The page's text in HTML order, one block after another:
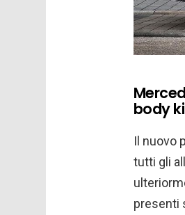
body
Il nuovo
tutti gli
presenti